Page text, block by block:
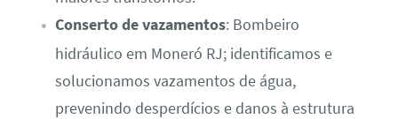
Conserto de vazamentos: Bombeiro
hidráulico em Moneró RJ; identificamos e
solucionamos vazamentos de água,
prevenindo desperdícios e danos à estrutura